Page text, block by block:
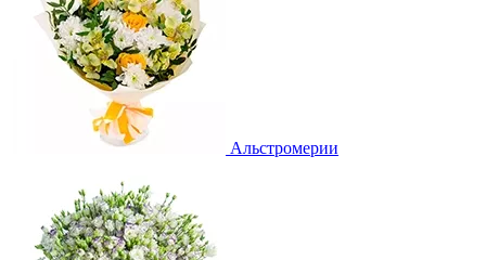
Альстромерии